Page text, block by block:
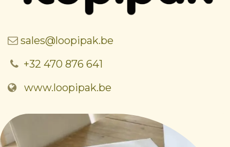
sales@loopipak.be
+32 470 876 641
www.loopipak.be